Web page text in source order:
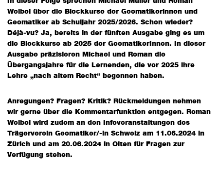
Weibel über die Blockkurse der Geomatikerinnen und
Geomatiker ab Schuljahr 2025/2026. Schon wieder?
Déjà-vu? Ja, bereits in der fünften Ausgabe ging es um
die Blockkurse ab 2025 der GeomatikerInnen. In dieser
Ausgabe präzisieren Michael und Roman die
Übergangsjahre für die Lernenden, die vor 2025 ihre
Lehre „nach altem Recht“ begonnen haben.
Anregungen? Fragen? Kritik? Rückmeldungen nehmen
wir gerne über die Kommentarfunktion entgegen. Roman
Weibel wird zudem an den Infoveranstaltungen des
Trägerverein Geomatiker/-in Schweiz am 11.06.2024 in
Zürich und am 20.06.2024 in Olten für Fragen zur
Verfügung stehen.